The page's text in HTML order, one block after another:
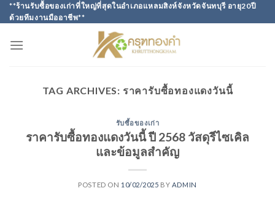
Skip
to
**ร้านรับซื้อของเก่าที่ใหญ่ที่สุดในอำเภอแหลมสิงห์จังหวัดจันทบุรี อายุ20ปี
ด้วยทีมงานมืออาชีพ**
TAG ARCHIVES: ราคารับซื้อทองแดงวันนี้
รับซื้อของเก่า
ราคารับซื้อทองแดงวันนี้ ปี 2568 วัสดุรีไซเคิล
และข้อมูลสำคัญ
POSTED ON 10/02/2025 BY ADMIN